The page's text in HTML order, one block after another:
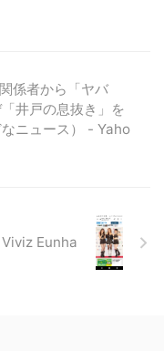
係者から「ヤバ
井戸の息抜き」を
ニュース） - Yaho
Viviz Eunha